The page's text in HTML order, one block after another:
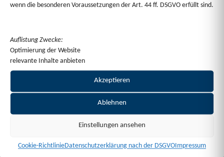
wenn die besonderen Voraussetzungen der Art. 44 ff. DSGVO erfüllt sind.
Auflistung Zwecke:
Optimierung der Website
relevante Inhalte anbieten
Akzeptieren
Ablehnen
Einstellungen ansehen
Cookie-RichtlinieDatenschutzerklärung nach der DSGVOImpressum
Service
E-Mail: kontakt@rz-media.de